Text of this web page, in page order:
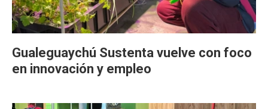
Gualeguaychú Sustenta vuelve con foco
en innovación y empleo